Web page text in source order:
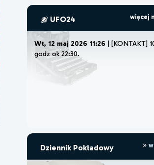
UFO24 więcej
Wt, 12 maj 2026 11:26 | [KONTAKT]
godz ok 22:30.
Dziennik Pokładowy